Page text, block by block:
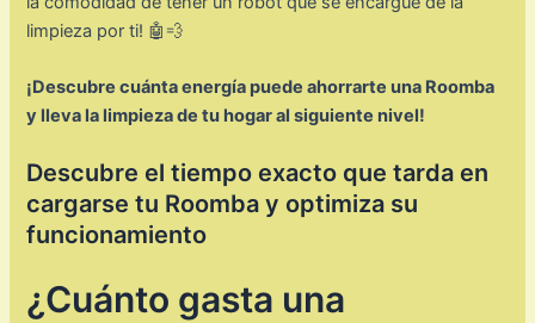
limpieza por ti! 🤖💨
¡Descubre cuánta energía puede ahorrarte una Roomba
y lleva la limpieza de tu hogar al siguiente nivel!
Descubre el tiempo exacto que tarda en
cargarse tu Roomba y optimiza su
funcionamiento
¿Cuánto gasta una